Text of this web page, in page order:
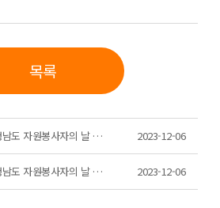
목록
2023 충청남도 자원봉사자의 날 기념식 3 2023-12-06
2023 충청남도 자원봉사자의 날 기념식 1 2023-12-06